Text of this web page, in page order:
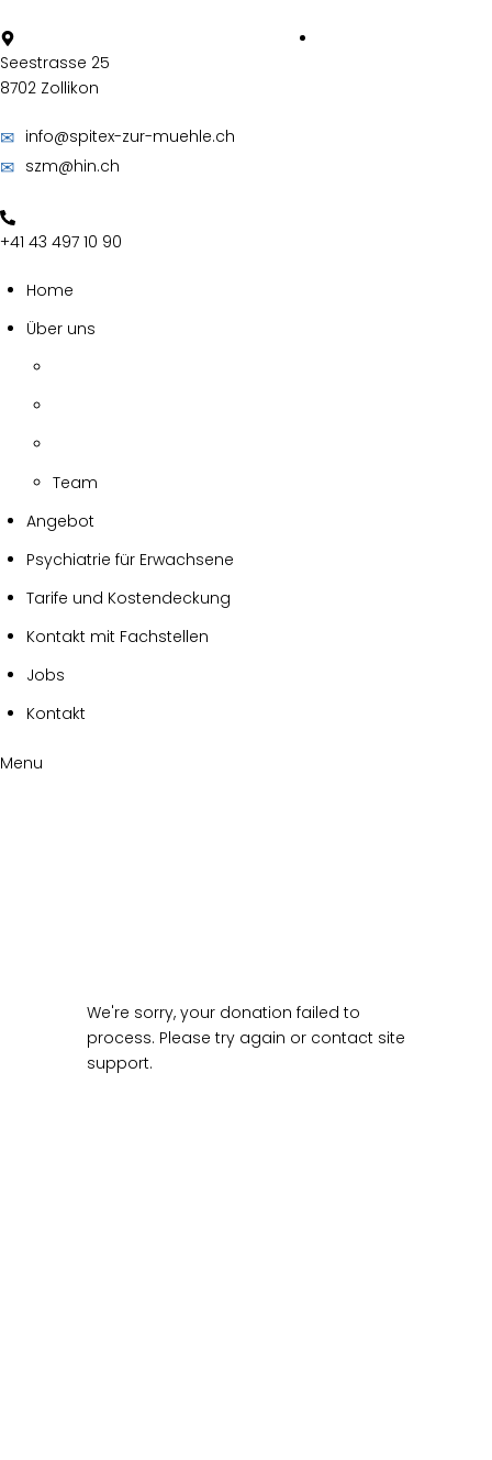
to
content
Seestrasse 25
8702 Zollikon
✉ info@spitex-zur-muehle.ch
✉ szm@hin.ch
+41 43 497 10 90
Home
Über uns
Team
Angebot
Psychiatrie für Erwachsene
Tarife und Kostendeckung
Kontakt mit Fachstellen
Jobs
Kontakt
Menu
We're sorry, your donation failed to
process. Please try again or contact site
support.